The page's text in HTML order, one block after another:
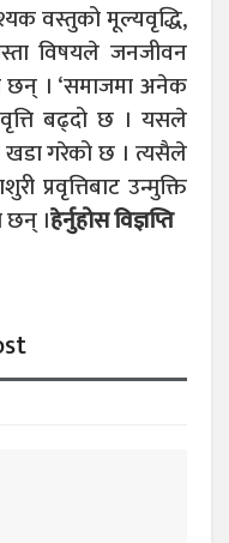
वस्तुको मूल्यवृद्धि,
विषयले जनजीवन
छन् । ‘समाजमा अनेक
बढ्दो छ । यसले
खडा गरेको छ । त्यसैले
उन्मुक्ति
छन् ।हेर्नुहोस विज्ञप्ति